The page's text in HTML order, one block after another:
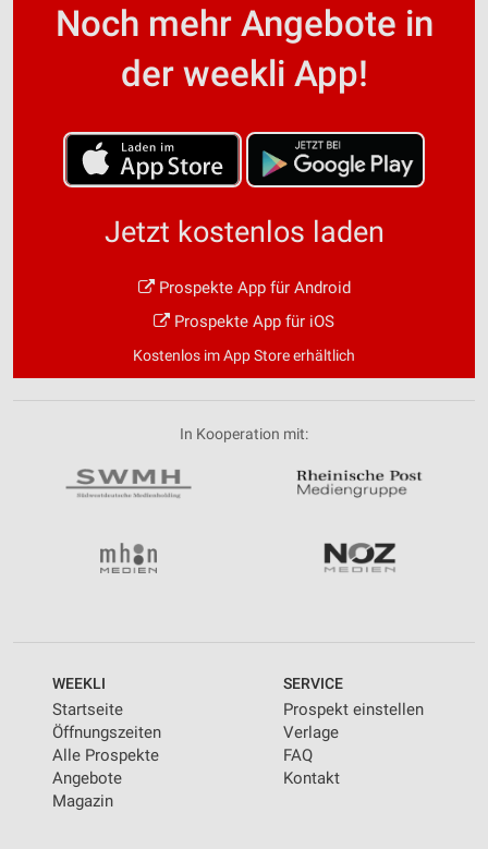
Noch mehr Angebote in
der weekli App!
Jetzt kostenlos laden
Prospekte App für Android
Prospekte App für iOS
Kostenlos im App Store erhältlich
In Kooperation mit:
WEEKLI
Startseite
Öffnungszeiten
Alle Prospekte
Angebote
Magazin
SERVICE
Prospekt einstellen
Verlage
FAQ
Kontakt